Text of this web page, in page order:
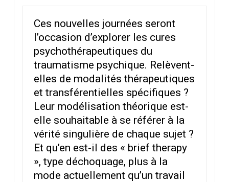
Ces nouvelles journées seront
l’occasion d’explorer les cures
psychothérapeutiques du
traumatisme psychique. Relèvent-
elles de modalités thérapeutiques
et transférentielles spécifiques ?
Leur modélisation théorique est-
elle souhaitable à se référer à la
vérité singulière de chaque sujet ?
Et qu’en est-il des « brief therapy
», type déchoquage, plus à la
mode actuellement qu’un travail